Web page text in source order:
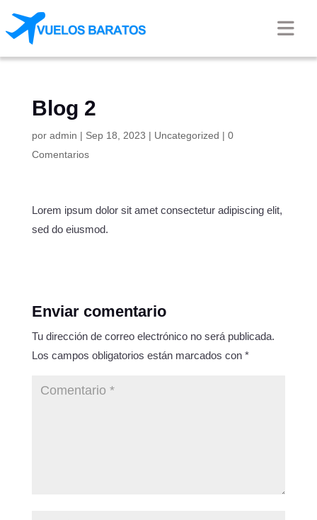
Blog 2
por admin | Sep 18, 2023 | Uncategorized | 0
Comentarios
Lorem ipsum dolor sit amet consectetur adipiscing elit,
sed do eiusmod.
Enviar comentario
Tu dirección de correo electrónico no será publicada.
Los campos obligatorios están marcados con *